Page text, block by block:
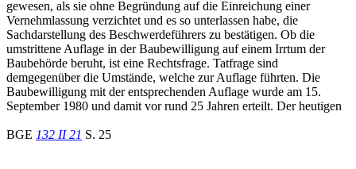
gewesen, als sie ohne Begründung auf die Einreichung einer
Vernehmlassung verzichtet und es so unterlassen habe, die
Sachdarstellung des Beschwerdeführers zu bestätigen. Ob die
umstrittene Auflage in der Baubewilligung auf einem Irrtum der
Baubehörde beruht, ist eine Rechtsfrage. Tatfrage sind
demgegenüber die Umstände, welche zur Auflage führten. Die
Baubewilligung mit der entsprechenden Auflage wurde am 15.
September 1980 und damit vor rund 25 Jahren erteilt. Der heutigen
BGE 132 II 21 S. 25